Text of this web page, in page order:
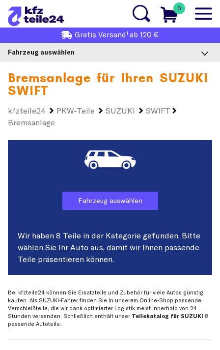
0
Gratis Versand1 ab 120 €
Fahrzeug auswählen
Bremsanlage für Ihren SUZUKI
SWIFT
kfzteile24 PKW-Teile SUZUKI
SWIFT
Bremsanlage
Fahrzeug auswählen
Wir haben 8 Teile in der Kategorie gefunden. Bitte
wählen Sie Ihr Auto aus, damit wir Ihnen passende
Teile präsentieren können.
Bei kfzteile24 können Sie Ersatzteile und Zubehör für viele Autos günstig
kaufen. Als SUZUKI-Fahrer finden Sie in unserem Online-Shop passende
Verschleißteile, die wir dank optimierter Logistik meist innerhalb von 24
Stunden versenden. Schließlich enthält unser Teilekatalog für SUZUKI 8
passende Autoteile.